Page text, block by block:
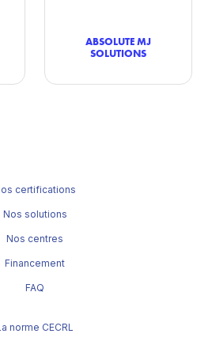
ABSOLUTE MJ
SOLUTIONS
certifications
Nos solutions
Nos centres
Financement
FAQ
norme CECRL